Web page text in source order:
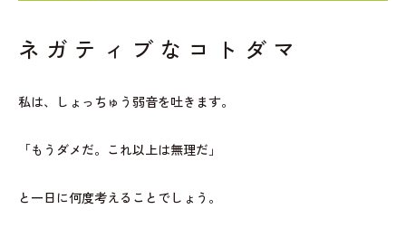
ネガティブなコトダマ
私は、しょっちゅう弱音を吐きます。
「もうダメだ。これ以上は無理だ」
と一日に何度考えることでしょう。